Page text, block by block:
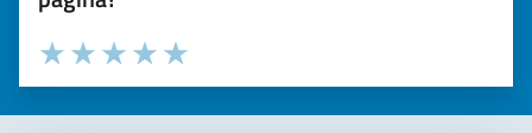
Valuta la chiarezza delle informazioni (da 1 a 5 stelle)
Seleziona il numero di stelle per valutare la chiarezza delle
Valuta 5 stelle su 5
Valuta 4 stelle su 5
Valuta 3 stelle su 5
Valuta 2 stelle su 5
Valuta 1 stelle su 5